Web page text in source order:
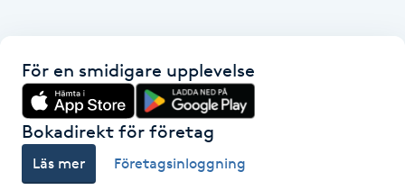
Gellack med förstärkning
Gravidmassage
Gravidyoga
För en smidigare upplevelse
Bokadirekt för företag
Läs mer Företagsinloggning